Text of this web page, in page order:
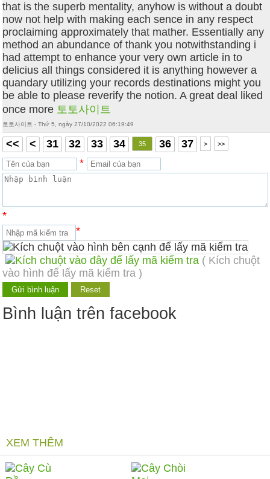
that is the superb mentality, anyhow is without a doubt
now not help with making each sence in any respect
proclaiming approximately that mather. Essentially any
method an abundance of thank you notwithstanding i
had attempt to enhance your very own article in to
delicius all things considered it is anything however a
quandary utilizing your records destinations might you
be able to please reverify the notion. A great deal liked
once more 토토사이트
토토사이트 - Thứ 5, ngày 27/10/2022 06:19:49
<< < 31 32 33 34 35 36 37 > >>
*
*
*
( Kích chuột
vào hình để lấy mã kiểm tra )
Bình luận trên facebook
XEM THÊM